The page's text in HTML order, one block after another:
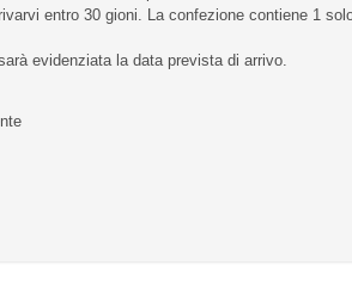
entro 30 gioni. La confezione contiene 1
evidenziata la data prevista di arrivo.